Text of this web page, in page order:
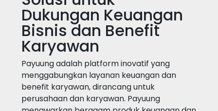
Dukungan Keuangan
Bisnis dan Benefit
Karyawan
Payuung adalah platform inovatif yang
menggabungkan layanan keuangan dan
benefit karyawan, dirancang untuk
perusahaan dan karyawan. Payuung